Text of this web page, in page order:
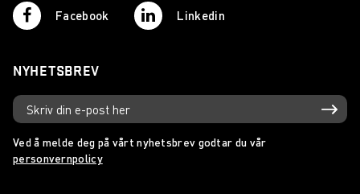
Facebook Linkedin
NYHETSBREV
Ved å melde deg på vårt nyhetsbrev godtar du vår
personvernpolicy